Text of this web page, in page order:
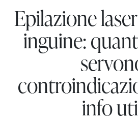
Epilazione
inguine:
info